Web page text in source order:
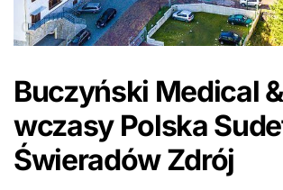
Buczyński Medical
wczasy Polska
Świeradów Zdrój